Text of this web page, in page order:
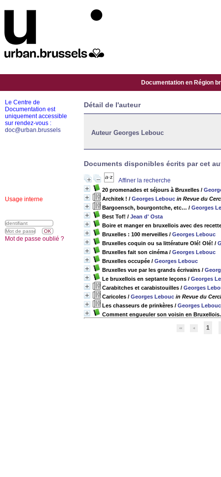
Documentation en Région
Détail de l'auteur
Auteur Georges Lebouc
Documents disponibles écrits par cet
Affiner la recherche
20 promenades et séjours à Bruxelles /
Architek ! / Georges Lebouc in Revue du
Bargoensch, bourgontche, etc… / Georges
Best Tof! / Jean d' Osta
Boire et manger en bruxellois avec des
Bruxelles : 100 merveilles / Georges Lebouc
Bruxelles coquin ou sa littérature Olé! Olé! /
Bruxelles fait son cinéma / Georges Lebouc
Bruxelles occupée / Georges Lebouc
Bruxelles vue par les grands écrivains /
Le bruxellois en septante leçons / Georges
Carabitches et carabistouilles / Georges
Caricoles / Georges Lebouc in Revue du
Les chasseurs de prinkères / Georges Lebouc
Comment engueuler son voisin en
1
Le Centre de
Documentation est
uniquement accessible
sur rendez-vous :
doc@urban.brussels
Usage interne
Mot de passe oublié ?